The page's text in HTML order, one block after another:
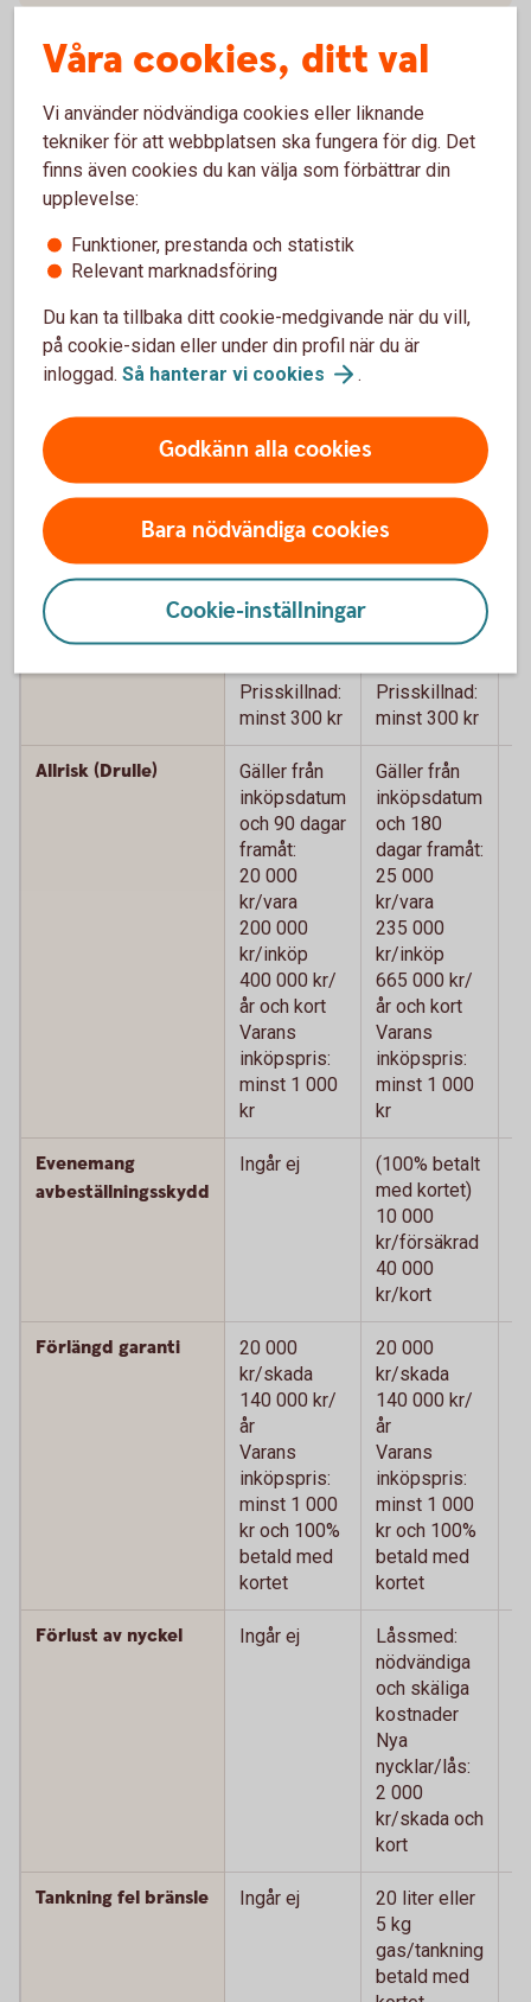
Villkor för akut sjukdom och olycksfall
Köpförsäkring
Gäller endast betal- och kreditkort.
Under tabellen hittar du förtydligande beskrivningar till de
olika radrubrikerna.
Köpförsäkring – när dushoppar
Köpförsäkring - jämför våra kort
kreditkort
Mastercard
Betal- och
kreditkort
Mastercard
Guld
Prisskydd
Max 15 000
Prisskillnad:
minst 300 kr
Max 15 000
Prisskillnad:
minst 300 kr
Allrisk (Drulle)
Gäller från
inköpsdatum
och 90 dagar
framåt:
20 000
kr/vara
200 000
kr/inköp
400 000 kr/
år och kort
Varans
inköpspris:
minst 1 000
kr
Gäller från
inköpsdatum
och 180
dagar framåt:
25 000
kr/vara
235 000
kr/inköp
665 000 kr/
år och kort
Varans
inköpspris:
minst 1 000
kr
Evenemang
avbeställningsskydd
Ingår ej
(100% betalt
med kortet)
10 000
kr/försäkrad
40 000
kr/kort
Förlängd garanti
20 000
kr/skada
140 000 kr/
år
Varans
inköpspris:
minst 1 000
kr och 100%
betald med
kortet
20 000
kr/skada
140 000 kr/
år
Varans
inköpspris:
minst 1 000
kr och 100%
betald med
kortet
Förlust av nyckel Ingår ej
Låssmed:
nödvändiga
och skäliga
kostnader
Nya
nycklar/lås:
2 000
kr/skada och
kort
Tankning fel bränsle Ingår ej
20 liter eller
5 kg
gas/tankning
betald med
Våra cookies, ditt val
Vi använder nödvändiga cookies eller liknande
tekniker för att webbplatsen ska fungera för dig. Det
finns även cookies du kan välja som förbättrar din
upplevelse:
Funktioner, prestanda och statistik
Relevant marknadsföring
Du kan ta tillbaka ditt cookie-medgivande när du vill,
på cookie-sidan eller under din profil när du är
inloggad. Så hanterar vi cookies .
Godkänn alla cookies
Bara nödvändiga cookies
Cookie-inställningar